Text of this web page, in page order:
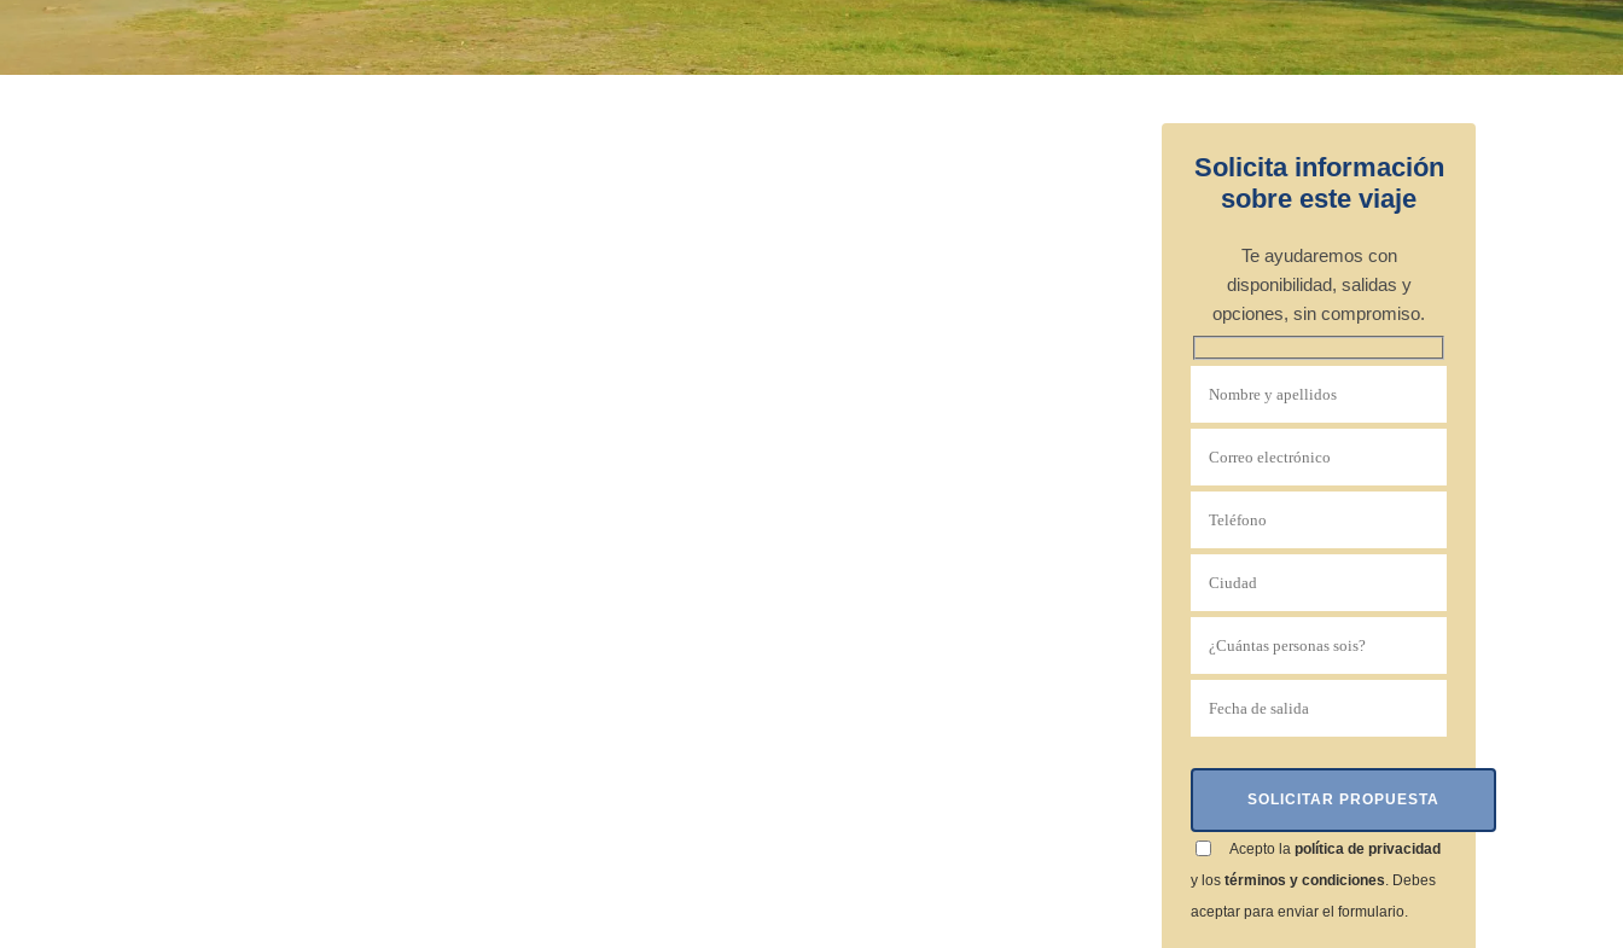
Solicita información
sobre este viaje
Te ayudaremos con
disponibilidad, salidas y
opciones, sin compromiso.
Acepto la política de privacidad
y los términos y condiciones . Debes
aceptar para enviar el formulario.